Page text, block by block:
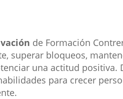
de Formación
superar bloqueos,
una actitud positiva.
para crecer